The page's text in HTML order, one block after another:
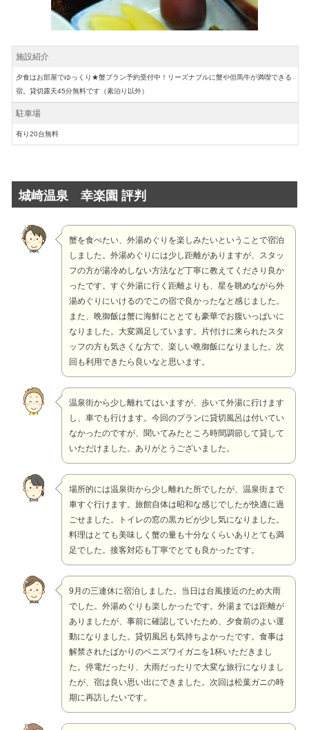
施設紹介
夕食はお部屋でゆっくり★蟹プラン予約受付中！リーズナブルに蟹や但馬牛が満喫できる
宿。貸切露天45分無料です（素泊り以外）
駐車場
有り20台無料
城崎温泉 幸楽園 評判
蟹を食べたい、外湯めぐりを楽しみたいということで宿泊
しました。外湯めぐりには少し距離がありますが、スタッ
フの方が湯冷めしない方法など丁寧に教えてくださり良か
ったです。すぐ外湯に行く距離よりも、星を眺めながら外
湯めぐりにいけるのでこの宿で良かったなと感じました。
また、晩御飯は蟹に海鮮にととても豪華でお腹いっぱいに
なりました。大変満足しています。片付けに来られたスタ
ッフの方も気さくな方で、楽しい晩御飯になりました。次
回も利用できたら良いなと思います。
温泉街から少し離れてはいますが、歩いて外湯に行けます
し、車でも行けます。今回のプランに貸切風呂は付いてい
なかったのですが、聞いてみたところ時間調節して貸して
いただけました。ありがとうございました。
場所的には温泉街から少し離れた所でしたが、温泉街まで
車すぐ行けます。旅館自体は昭和な感じでしたが快適に過
ごせました。トイレの窓の黒カビが少し気になりました。
料理はとても美味しく蟹の量も十分なくらいありとても満
足でした。接客対応も丁寧でとても良かったです。
9月の三連休に宿泊しました。当日は台風接近のため大雨
でした。外湯めぐりも楽しかったです。外湯までは距離が
ありましたが、事前に確認していたため、夕食前のよい運
動になりました。貸切風呂も気持ちよかったです。食事は
解禁されたばかりのベニズワイガニを1杯いただきまし
た。停電だったり、大雨だったりで大変な旅行になりまし
たが、宿は良い思い出にできました。次回は松葉ガニの時
期に再訪したいです。